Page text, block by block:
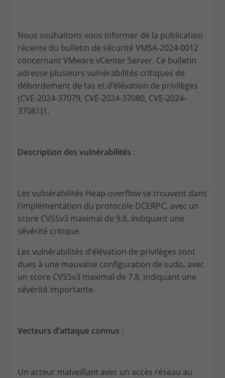
Nous souhaitons vous informer de la publication
récente du bulletin de sécurité VMSA-2024-0012
concernant VMware vCenter Server. Ce bulletin
adresse plusieurs vulnérabilités critiques de
débordement de tas et d’élévation de privilèges
(CVE-2024-37079, CVE-2024-37080, CVE-2024-
37081)1.
Description des vulnérabilités :
Les vulnérabilités Heap-overflow se trouvent dans
l’implémentation du protocole DCERPC, avec un
score CVSSv3 maximal de 9.8, indiquant une
sévérité critique.
Les vulnérabilités d’élévation de privilèges sont
dues à une mauvaise configuration de sudo, avec
un score CVSSv3 maximal de 7.8, indiquant une
sévérité importante.
Vecteurs d’attaque connus :
Un acteur malveillant avec un accès réseau au